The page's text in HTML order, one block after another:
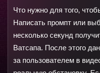
Что нужно для того,
Написать промпт или
несколько секунд
Ватсапа. После этого
за пользователем в